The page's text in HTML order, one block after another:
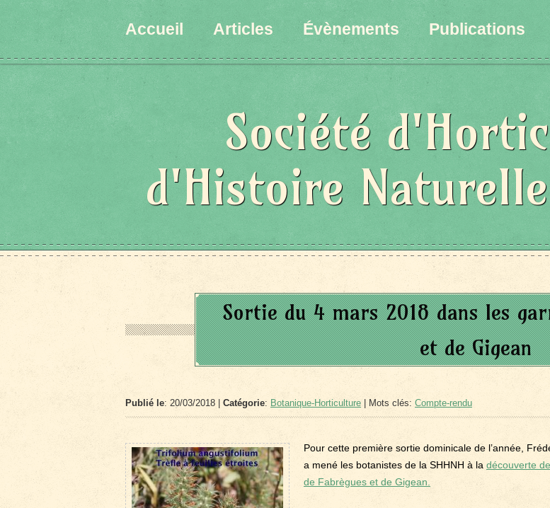
Accueil Articles Évènements Publications
Société
d'Histoire
Sortie du 4 mars 2018 dans les
et de Gigean
Publié le: 20/03/2018 | Catégorie: Botanique-Horticulture | Mots clés: Compte-rendu
Pour cette première sortie dominicale de l’année,
a mené les botanistes de la SHHNH à la découverte
de Fabrègues et de Gigean.